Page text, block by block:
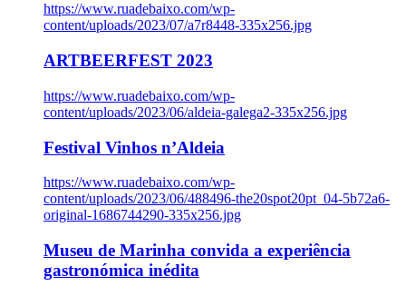
https://www.ruadebaixo.com/wp-
content/uploads/2023/07/a7r8448-335x256.jpg
ARTBEERFEST 2023
https://www.ruadebaixo.com/wp-
content/uploads/2023/06/aldeia-galega2-335x256.jpg
Festival Vinhos n’Aldeia
https://www.ruadebaixo.com/wp-
content/uploads/2023/06/488496-the20spot20pt_04-5b72a6-
original-1686744290-335x256.jpg
Museu de Marinha convida a experiência
gastronómica inédita